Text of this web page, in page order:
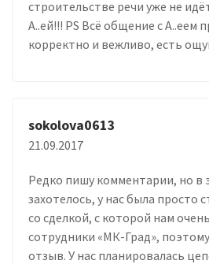
строительстве речи уже не
А..ей!!! PS Всё общение с А..еем
корректно и вежливо, есть
sokolova0613
21.09.2017
Редко пишу комментарии, но в
захотелось, у нас была просто
со сделкой, с которой нам
сотрудники «МК-Град»,
отзыв. У нас планировалась